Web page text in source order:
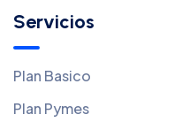
Servicios
Plan Basico
Plan Pymes